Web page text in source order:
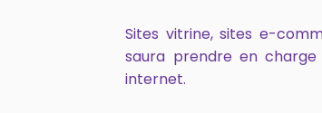
Sites vitrine, sites e-
saura prendre en
internet.